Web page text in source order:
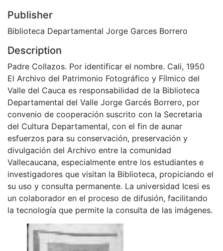
Publisher
Biblioteca Departamental Jorge Garces Borrero
Description
Padre Collazos. Por identificar el nombre. Cali, 1950
El Archivo del Patrimonio Fotográfico y Fílmico del
Valle del Cauca es responsabilidad de la Biblioteca
Departamental del Valle Jorge Garcés Borrero, por
convenio de cooperación suscrito con la Secretaria
del Cultura Departamental, con el fin de aunar
esfuerzos para su conservación, preservación y
divulgación del Archivo entre la comunidad
Vallecaucana, especialmente entre los estudiantes e
investigadores que visitan la Biblioteca, propiciando el
su uso y consulta permanente. La universidad Icesi es
un colaborador en el proceso de difusión, facilitando
la tecnología que permite la consulta de las imágenes.